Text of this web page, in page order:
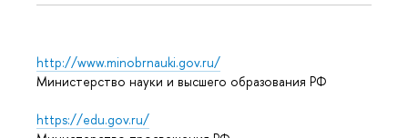
http://www.minobrnauki.gov.ru/
Министерство науки и высшего образования РФ
https://edu.gov.ru/